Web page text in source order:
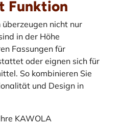
Funktion
nicht nur
in der Höhe
Fassungen für
oder eignen sich für
So kombinieren Sie
und Design in
KAWOLA